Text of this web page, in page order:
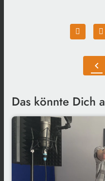
chevron_left
Das könnte Dich